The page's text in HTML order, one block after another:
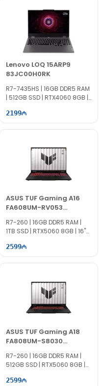
Lenovo LOQ 15ARP9
83JC00H0RK
R7-7435HS | 16GB DDR5 RAM
| 512GB SSD | RTX4060 8GB |
2199
ASUS TUF Gaming A16
FA608UM-RV053
90NR0KV1-M005H0
R7-260 | 16GB DDR5 RAM |
1TB SSD | RTX5060 8GB | 16"
2599
ASUS TUF Gaming A18
FA808UM-S8030
90NR0NN1-M001M0
R7-260 | 16GB DDR5 RAM |
512GB SSD | RTX5060 8GB |
2599